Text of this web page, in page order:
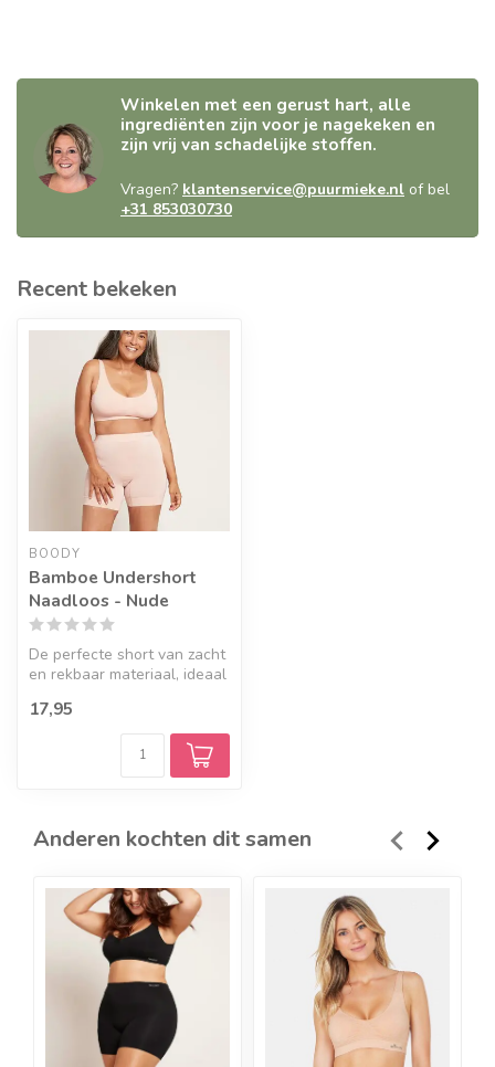
Winkelen met een gerust hart, alle
ingrediënten zijn voor je nagekeken en
zijn vrij van schadelijke stoffen.
Vragen? klantenservice@puurmieke.nl of bel
+31 853030730
Recent bekeken
BOODY
Bamboe Undershort
Naadloos - Nude
De perfecte short van zacht
en rekbaar materiaal, ideaal
17,95
Anderen kochten dit samen